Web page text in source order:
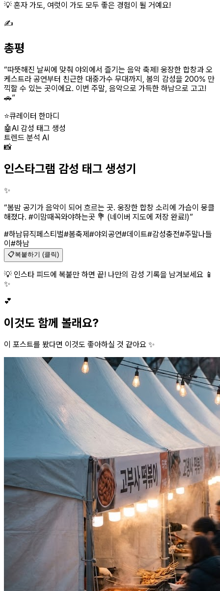
💡 혼자 가도, 여럿이 가도 모두 좋은 경험이 될 거예요!
✍️
총평
“따뜻해진 날씨에 맞춰 야외에서 즐기는 음악 축제! 웅장한 합창과 오
케스트라 공연부터 친근한 대중가수 무대까지, 봄의 감성을 200% 만
끽할 수 있는 곳이에요. 이번 주말, 음악으로 가득한 하남으로 고고!
🚗”
⭐큐레이터 한마디
🤖AI 감성 태그 생성
트렌드 분석 AI
📸
인스타그램 감성 태그 생성기
✨
“봄밤 공기가 음악이 되어 흐르는 곳. 웅장한 합창 소리에 가슴이 뭉클
해졌다. #이맘때꼭와야하는곳 💐 (네이버 지도에 저장 완료!)”
#하남뮤직페스티벌#봄축제#야외공연#데이트#감성충전#주말나들
이 #하남
📋복붙하기 (클릭)
💡 인스타 피드에 복붙만 하면 끝! 나만의 감성 기록을 남겨보세요 📱
✨
💕
이것도 함께 볼래요?
이 포스트를 봤다면 이것도 좋아하실 것 같아요 ✨